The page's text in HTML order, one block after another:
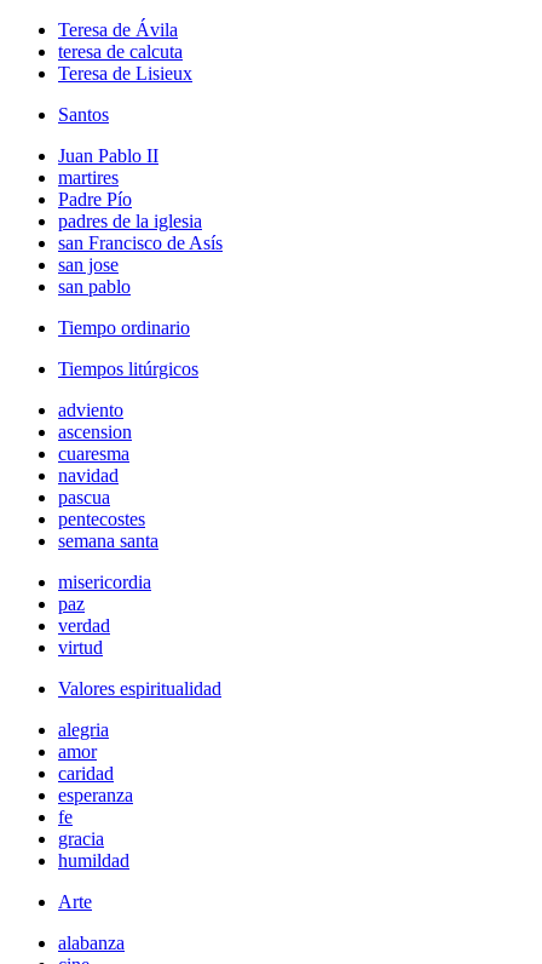
Teresa de Ávila
teresa de calcuta
Teresa de Lisieux
Santos
Juan Pablo II
martires
Padre Pío
padres de la iglesia
san Francisco de Asís
san jose
san pablo
Tiempo ordinario
Tiempos litúrgicos
adviento
ascension
cuaresma
navidad
pascua
pentecostes
semana santa
misericordia
paz
verdad
virtud
Valores espiritualidad
alegria
amor
caridad
esperanza
fe
gracia
humildad
Arte
alabanza